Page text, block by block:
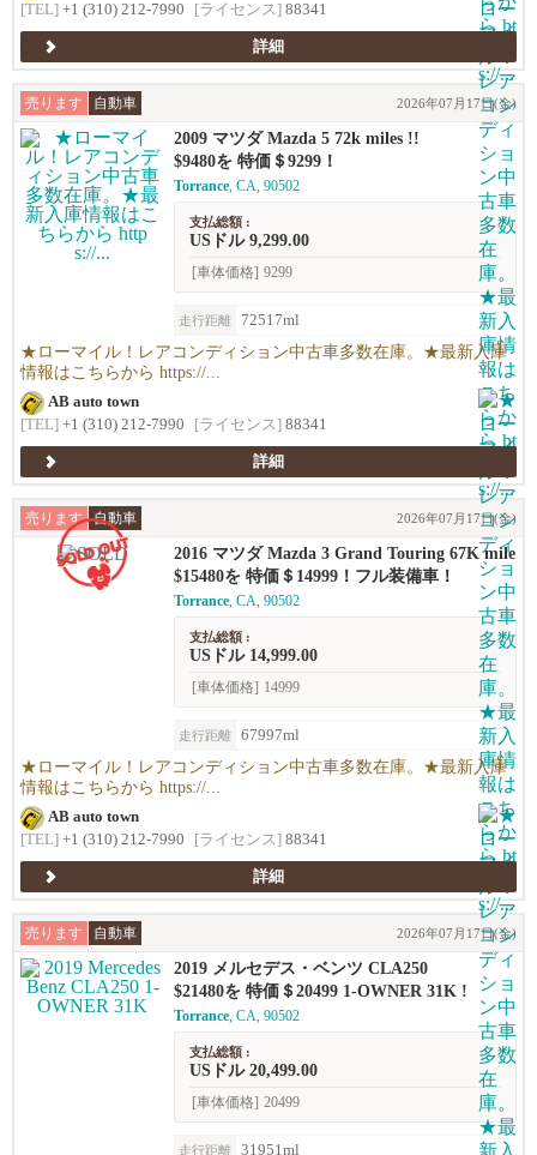
[TEL] +1 (310) 212-7990 [ライセンス] 88341
詳細
売ります 自動車 2026年07月17日(金)
2009 マツダ Mazda 5 72k miles !!
$9480を 特価＄9299！
Torrance, CA, 90502
支払総額 :
USドル 9,299.00
[車体価格] 9299
走行距離 72517ml
★ローマイル！レアコンディション中古車多数在庫。★最新入庫
情報はこちらから https://...
AB auto town
[TEL] +1 (310) 212-7990 [ライセンス] 88341
詳細
売ります 自動車 2026年07月17日(金)
2016 マツダ Mazda 3 Grand Touring 67K mile
s !
$15480を 特価＄14999！フル装備車！
Torrance, CA, 90502
支払総額 :
USドル 14,999.00
[車体価格] 14999
走行距離 67997ml
★ローマイル！レアコンディション中古車多数在庫。★最新入庫
情報はこちらから https://...
AB auto town
[TEL] +1 (310) 212-7990 [ライセンス] 88341
詳細
売ります 自動車 2026年07月17日(金)
2019 メルセデス・ベンツ CLA250
$21480を 特価＄20499 1-OWNER 31K !
Torrance, CA, 90502
支払総額 :
USドル 20,499.00
[車体価格] 20499
走行距離 31951ml